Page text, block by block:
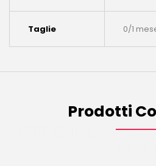
Taglie 0/1
Prodotti
OTTIENI IL 10%